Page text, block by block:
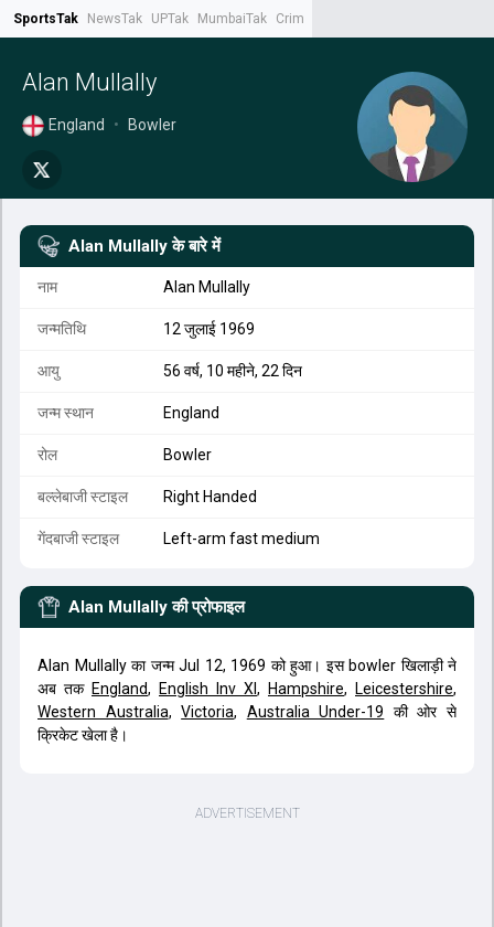
SportsTak NewsTak UPTak MumbaiTak CrimeTak
Alan Mullally
England • Bowler
Alan Mullally के बारे में
नाम Alan Mullally
जन्मतिथि 12 जुलाई 1969
आयु 56 वर्ष, 10 महीने, 22 दिन
जन्म स्थान England
रोल Bowler
बल्लेबाजी स्टाइल Right Handed
गेंदबाजी स्टाइल Left-arm fast medium
Alan Mullally की प्रोफाइल
Alan Mullally का जन्म Jul 12, 1969 को हुआ। इस bowler खिलाड़ी ने
अब तक England, English Inv XI , Hampshire, Leicestershire,
Western Australia,Victoria, Australia Under-19 की ओर से
क्रिकेट खेला है।